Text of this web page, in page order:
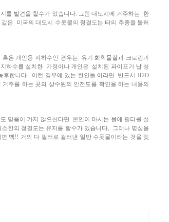
를 발견을 할수가 있습니다. 그럼 대도시에 거주하는 한
같은 미국의 대도시 수돗물의 청결도는 타의 추종을 불허
은 개인용 지하수인 경우는 유기 화학물질과 크로린과
지하수를 설치한 가정이나 개인은 설치된 파이프가 납 성
후합니다. 이런 경우에 있는 한인들 이라면 반드시 H2O
주를 하는 곳의 상수원의 안전도를 확인을 하는내용의
믿음이 가지 않으신다면 본인이 마시는 물에 필터를 설
소한의 청결도는 유지를 할수가 있습니다,. 그러나 명심을
백!! 거의 다 필터로 걸러낸 일반 수돗물이라는 것을 잊